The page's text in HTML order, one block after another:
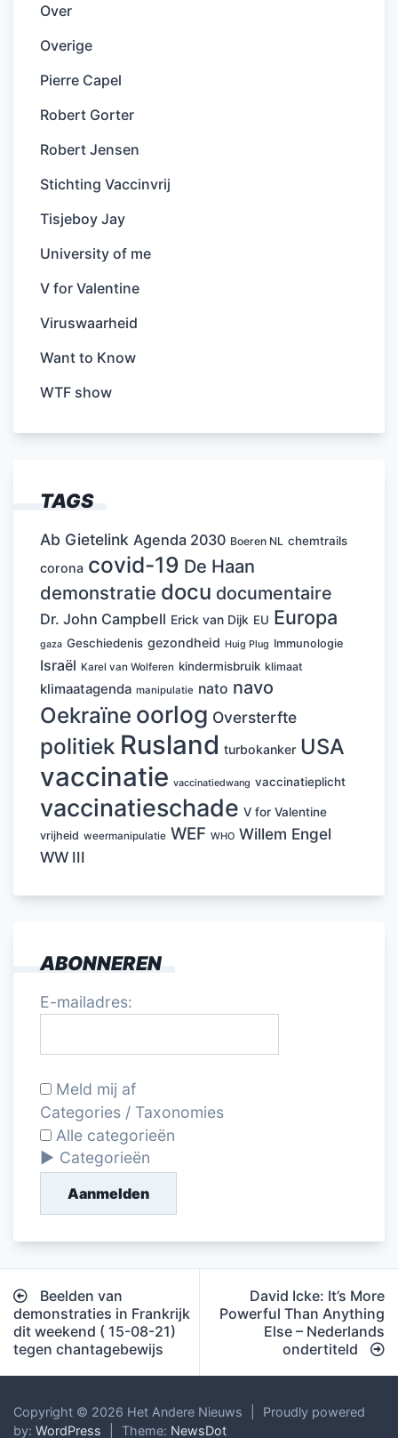
Over
Overige
Pierre Capel
Robert Gorter
Robert Jensen
Stichting Vaccinvrij
Tisjeboy Jay
University of me
V for Valentine
Viruswaarheid
Want to Know
WTF show
TAGS
Ab Gietelink Agenda 2030 Boeren NL chemtrails
corona covid-19 De Haan
demonstratie docu documentaire
Dr. John Campbell Erick van Dijk EU Europa
gaza Geschiedenis gezondheid Huig Plug Immunologie
Israël Karel van Wolferen kindermisbruik klimaat
klimaatagenda manipulatie nato navo
Oekraïne oorlog Oversterfte
politiek Rusland turbokanker USA
vaccinatie vaccinatiedwang vaccinatieplicht
vaccinatieschade V for Valentine
vrijheid weermanipulatie WEF WHO Willem Engel
WW III
ABONNEREN
E-mailadres:
Meld mij af
Categories / Taxonomies
Alle categorieën
Categorieën
Aanmelden
Bericht
navigatie
Beelden van
demonstraties in Frankrijk
dit weekend ( 15-08-21)
tegen chantagebewijs
David Icke: It’s More
Powerful Than Anything
Else – Nederlands
ondertiteld
Copyright © 2026 Het Andere Nieuws
Proudly powered
by: WordPress Theme: NewsDot